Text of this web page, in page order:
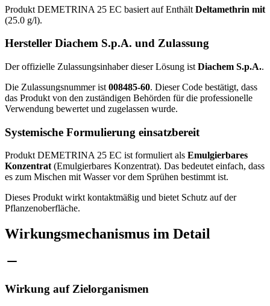
Produkt DEMETRINA 25 EC basiert auf Enthält Deltamethrin mit
(25.0 g/l).
Hersteller Diachem S.p.A. und Zulassung
Der offizielle Zulassungsinhaber dieser Lösung ist Diachem S.p.A..
Die Zulassungsnummer ist 008485-60. Dieser Code bestätigt, dass
das Produkt von den zuständigen Behörden für die professionelle
Verwendung bewertet und zugelassen wurde.
Systemische Formulierung einsatzbereit
Produkt DEMETRINA 25 EC ist formuliert als Emulgierbares
Konzentrat (Emulgierbares Konzentrat). Das bedeutet einfach, dass
es zum Mischen mit Wasser vor dem Sprühen bestimmt ist.
Dieses Produkt wirkt kontaktmäßig und bietet Schutz auf der
Pflanzenoberfläche.
Wirkungsmechanismus im Detail
Wirkung auf Zielorganismen